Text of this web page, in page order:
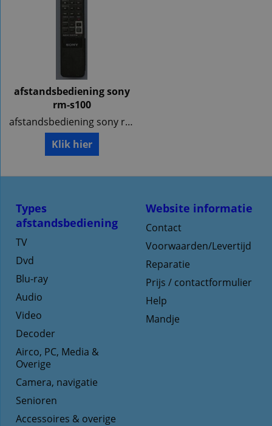
afstandsbediening sony
rm-s100
afstandsbediening sony rm-s100
Klik hier
Website informatie
Contact
Voorwaarden/Levertijd
Reparatie
Prijs / contactformulier
Help
Mandje
Types
afstandsbediening
TV
Dvd
Blu-ray
Audio
Video
Decoder
Airco, PC, Media &
Overige
Camera, navigatie
Senioren
Accessoires & overige